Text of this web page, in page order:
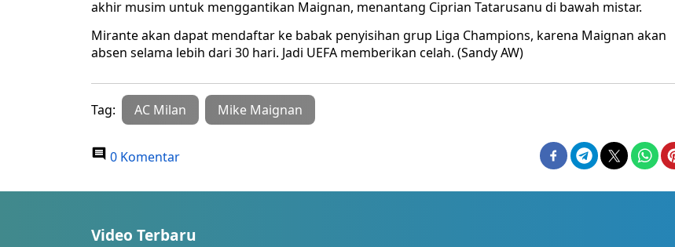
akhir musim untuk menggantikan Maignan, menantang Ciprian Tatarusanu di bawah mistar.
Mirante akan dapat mendaftar ke babak penyisihan grup Liga Champions, karena Maignan akan
absen selama lebih dari 30 hari. Jadi UEFA memberikan celah. (Sandy AW)
Tag: AC Milan Mike Maignan
0 Komentar
Video Terbaru